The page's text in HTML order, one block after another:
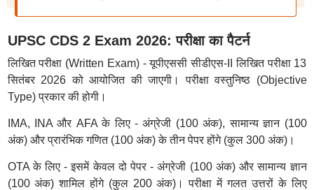
UPSC CDS 2 Exam 2026: परीक्षा का पैटर्न
लिखित परीक्षा (Written Exam) - यूपीएससी सीडीएस-II लिखित परीक्षा 13
सितंबर 2026 को आयोजित की जाएगी। परीक्षा वस्तुनिष्ठ (Objective
Type) प्रकार की होगी।
IMA, INA और AFA के लिए - अंग्रेजी (100 अंक), सामान्य ज्ञान (100
अंक) और प्रारंभिक गणित (100 अंक) के तीन पेपर होंगे (कुल 300 अंक)।
OTA के लिए - इसमें केवल दो पेपर - अंग्रेजी (100 अंक) और सामान्य ज्ञान
(100 अंक) शामिल होंगे (कुल 200 अंक)। परीक्षा में गलत उत्तरों के लिए